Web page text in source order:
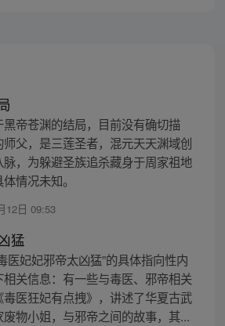
帝苍渊的结局，目前没有确切描
父，是三莲圣者，混元天天渊域创
，为躲避圣族追杀藏身于周家祖地
情况未知。
12日 09:53
猛
医妃妃邪帝太凶猛”的具体指向性内
关信息：有一些与毒医、邪帝相关
医狂妃有点拽》，讲述了华夏古武
物小姐，与邪帝之间的故事，其...